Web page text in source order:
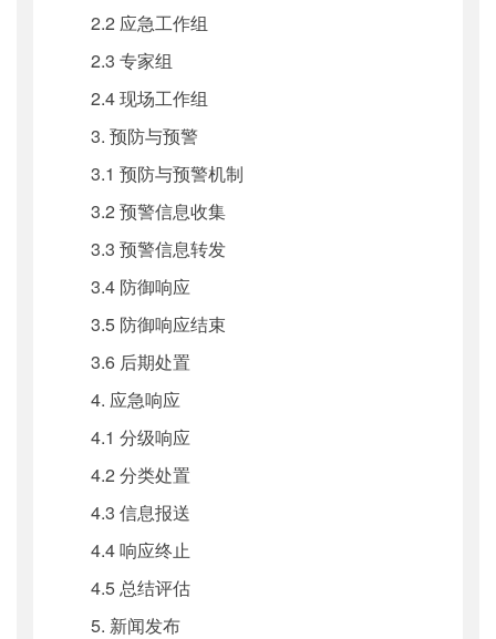
2.2 应急工作组
2.3 专家组
2.4 现场工作组
3. 预防与预警
3.1 预防与预警机制
3.2 预警信息收集
3.3 预警信息转发
3.4 防御响应
3.5 防御响应结束
3.6 后期处置
4. 应急响应
4.1 分级响应
4.2 分类处置
4.3 信息报送
4.4 响应终止
4.5 总结评估
5. 新闻发布